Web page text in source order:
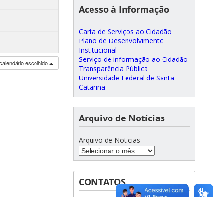
escolhido
Acesso à Informação
Carta de Serviços ao Cidadão
Plano de Desenvolvimento
Institucional
Serviço de informação ao Cidadão
Transparência Pública
Universidade Federal de Santa
Catarina
Arquivo de Notícias
Arquivo de Notícias
CONTATOS